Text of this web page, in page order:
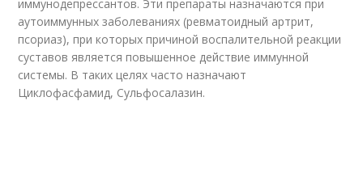
иммунодепрессантов. Эти препараты назначаются при
аутоиммунных заболеваниях (ревматоидный артрит,
псориаз), при которых причиной воспалительной реакции
суставов является повышенное действие иммунной
системы. В таких целях часто назначают
Циклофасфамид, Сульфосалазин.